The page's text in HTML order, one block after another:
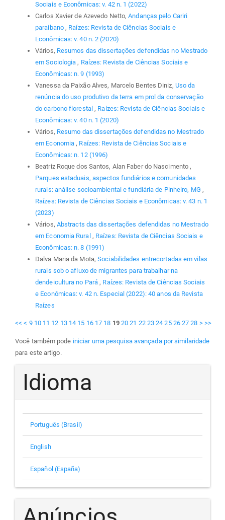
Sociais e Econômicas: v. 42 n. 1 (2022)
Carlos Xavier de Azevedo Netto,Andanças pelo Cariri
paraibano , Raízes: Revista de Ciências Sociais e
Econômicas: v. 40 n. 2 (2020)
Vários, Resumos das dissertações defendidas no Mestrado
em Sociologia, Raízes: Revista de Ciências Sociais e
Econômicas: n. 9 (1993)
Vanessa da Paixão Alves, Marcelo Bentes Diniz, Uso da
renúncia do uso produtivo da terra em prol da conservação
do carbono florestal, Raízes: Revista de Ciências Sociais e
Econômicas: v. 40 n. 1 (2020)
Vários, Resumo das dissertações defendidas no Mestrado
em Economia, Raízes: Revista de Ciências Sociais e
Econômicas: n. 12 (1996)
Beatriz Roque dos Santos, Alan Faber do Nascimento ,
Parques estaduais, aspectos fundiários e comunidades
rurais: análise socioambiental e fundiária de Pinheiro, MG ,
Raízes: Revista de Ciências Sociais e Econômicas: v. 43 n. 1
(2023)
Vários, Abstracts das dissertações defendidas no Mestrado
em Economia Rural , Raízes: Revista de Ciências Sociais e
Econômicas: n. 8 (1991)
Dalva Maria da Mota,Sociabilidades entrecortadas em vilas
rurais sob o afluxo de migrantes para trabalhar na
dendeicultura no Pará, Raízes: Revista de Ciências Sociais
e Econômicas: v. 42 n. Especial (2022): 40 anos da Revista
Raízes
<< < 9 10 11 12 13 14 15 16 17 18 19 20 21 22 23 24 25 26 27 28 > >>
Você também pode iniciar uma pesquisa avançada por similaridade
para este artigo.
Idioma
Português (Brasil)
English
Español (España)